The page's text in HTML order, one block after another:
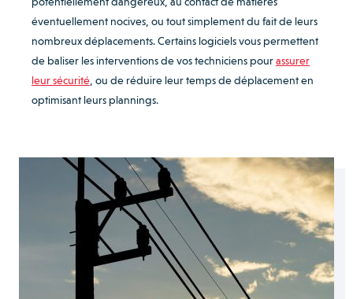
éventuellement nocives, ou tout simplement du fait de leurs
nombreux déplacements. Certains logiciels vous permettent
de baliser les interventions de vos techniciens pourassurer
leur sécurité , ou de réduire leur temps de déplacement en
optimisant leurs plannings.